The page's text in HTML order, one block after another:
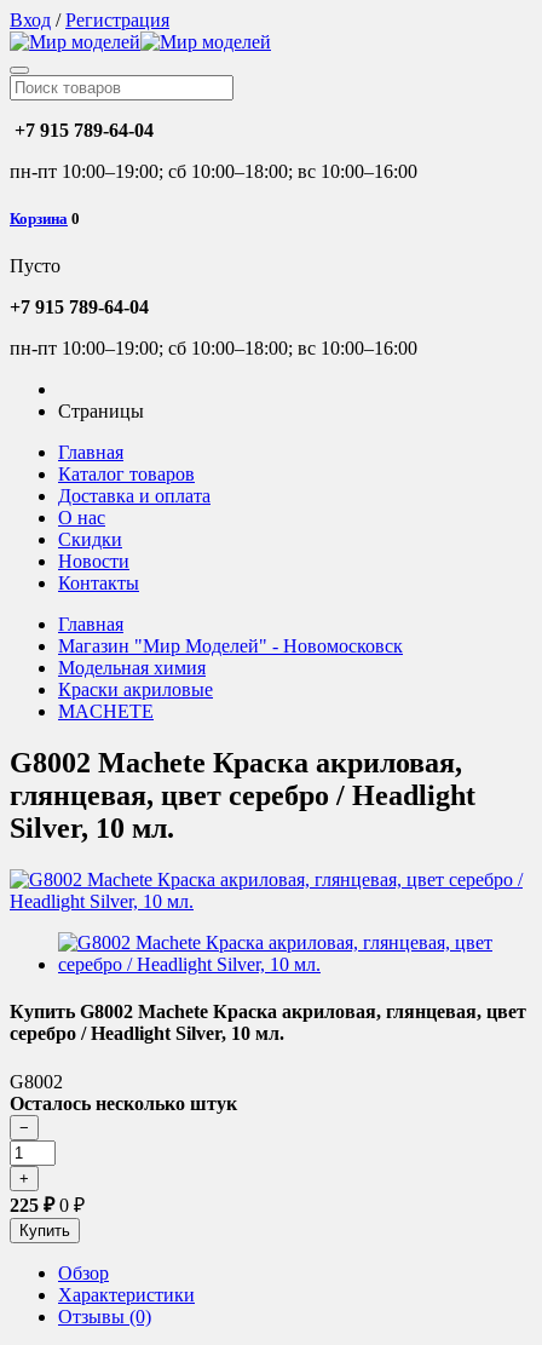
Вход /Регистрация
+7 915 789-64-04
пн-пт 10:00–19:00; сб 10:00–18:00; вс 10:00–16:00
Корзина 0
Пусто
+7 915 789-64-04
пн-пт 10:00–19:00; сб 10:00–18:00; вс 10:00–16:00
Страницы
Главная
Каталог товаров
Доставка и оплата
О нас
Скидки
Новости
Контакты
Главная
Магазин "Мир Моделей" - Новомосковск
Модельная химия
Краски акриловые
MACHETE
G8002 Machete Краска акриловая,
глянцевая, цвет серебро / Headlight
Silver, 10 мл.
Купить G8002 Machete Краска акриловая, глянцевая, цвет
серебро / Headlight Silver, 10 мл.
G8002
Осталось несколько штук
225 ₽0 ₽
Обзор
Характеристики
Отзывы (0)